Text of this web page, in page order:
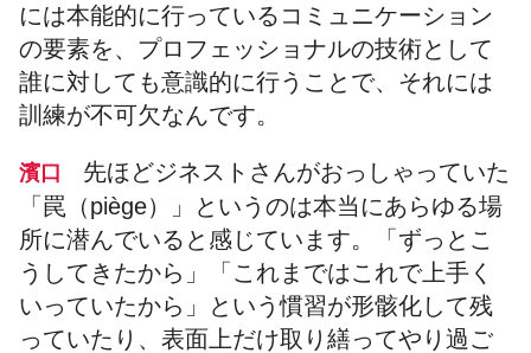
には本能的に行っているコミュニケーション
の要素を、プロフェッショナルの技術として
誰に対しても意識的に行うことで、それには
訓練が不可欠なんです。
濱口 先ほどジネストさんがおっしゃっていた
「罠（piège）」というのは本当にあらゆる場
所に潜んでいると感じています。「ずっとこ
うしてきたから」「これまではこれで上手く
いっていたから」という慣習が形骸化して残
っていたり、表面上だけ取り繕ってやり過ご